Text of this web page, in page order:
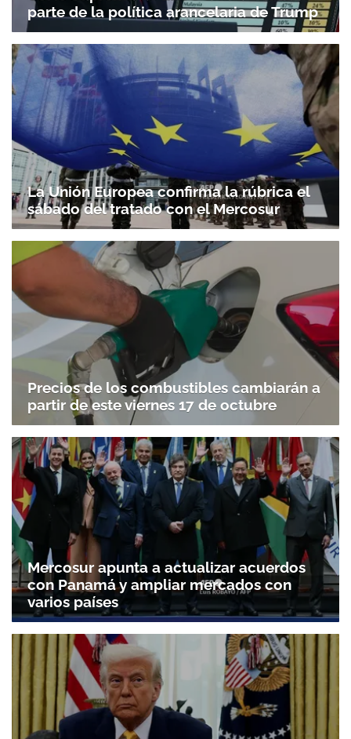
parte de la política arancelaria de Trump
La Unión Europea confirma la rúbrica el
sábado del tratado con el Mercosur
Precios de los combustibles cambiarán a
partir de este viernes 17 de octubre
Mercosur apunta a actualizar acuerdos
con Panamá y ampliar mercados con
varios países